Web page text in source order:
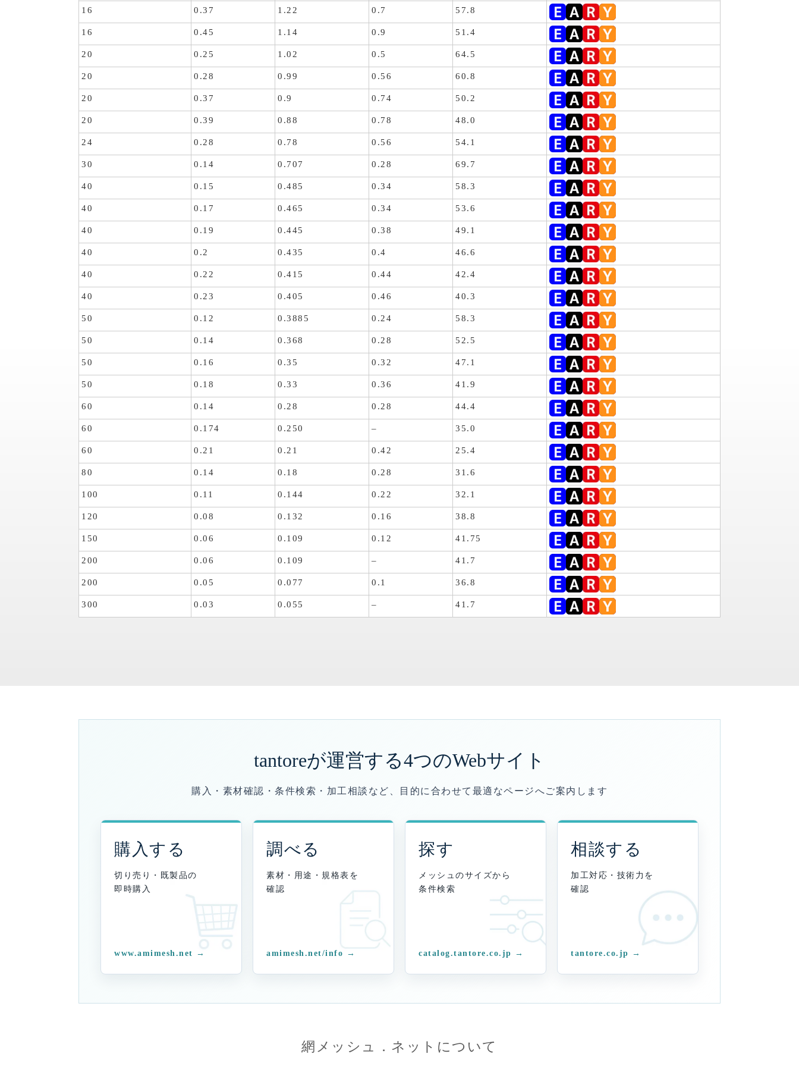
16 0.37 1.22 0.7 57.8
16 0.45 1.14 0.9 51.4
20 0.25 1.02 0.5 64.5
20 0.28 0.99 0.56 60.8
20 0.37 0.9 0.74 50.2
20 0.39 0.88 0.78 48.0
24 0.28 0.78 0.56 54.1
30 0.14 0.707 0.28 69.7
40 0.15 0.485 0.34 58.3
40 0.17 0.465 0.34 53.6
40 0.19 0.445 0.38 49.1
40 0.2 0.435 0.4 46.6
40 0.22 0.415 0.44 42.4
40 0.23 0.405 0.46 40.3
50 0.12 0.3885 0.24 58.3
50 0.14 0.368 0.28 52.5
50 0.16 0.35 0.32 47.1
50 0.18 0.33 0.36 41.9
60 0.14 0.28 0.28 44.4
60 0.174 0.250 – 35.0
60 0.21 0.21 0.42 25.4
80 0.14 0.18 0.28 31.6
100 0.11 0.144 0.22 32.1
120 0.08 0.132 0.16 38.8
150 0.06 0.109 0.12 41.75
200 0.06 0.109 – 41.7
200 0.05 0.077 0.1 36.8
300 0.03 0.055 – 41.7
tantoreが運営する4つのWebサイト
購入・素材確認・条件検索・加工相談など、目的に合わせて最適なページへご案内します
購入する
切り売り・既製品の
即時購入
www.amimesh.net →
調べる
素材・用途・規格表を
確認
amimesh.net/info →
探す
メッシュのサイズから
条件検索
catalog.tantore.co.jp →
相談する
加工対応・技術力を
確認
tantore.co.jp →
網メッシュ．ネットについて